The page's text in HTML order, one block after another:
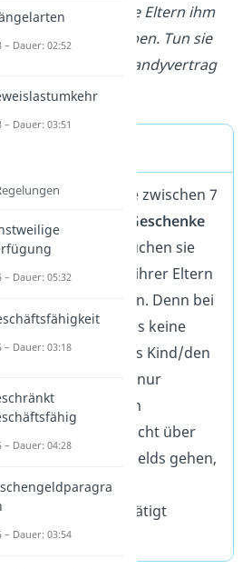
er warten, bis seine Eltern ihm
Handyvertrag erlauben. Tun sie
dann ist der Handyvertrag
und Jugendliche zwischen 7
18 Jahren dürfen
Geschenke
Dafür brauchen sie
die Zustimmung ihrer Eltern
Sorgeberechtigten. Denn bei
Schenkung gibt es keine
für das Kind/den
sondern nur
Ebenso dürfen
die nicht über
Höhe des Taschengelds gehen,
Zustimmung der
getätigt
(§ 110 BGB
– Dauer: 02:52
– Dauer: 03:51
– Dauer: 05:32
– Dauer: 03:18
– Dauer: 04:28
– Dauer: 03:54